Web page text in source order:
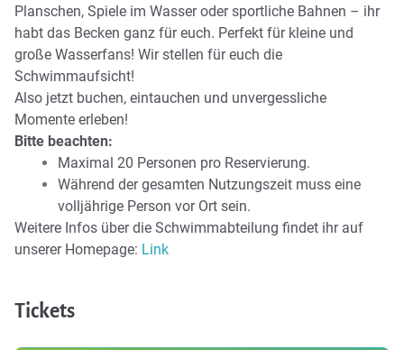
Planschen, Spiele im Wasser oder sportliche Bahnen – ihr
habt das Becken ganz für euch. Perfekt für kleine und
große Wasserfans! Wir stellen für euch die
Schwimmaufsicht!
Also jetzt buchen, eintauchen und unvergessliche
Momente erleben!
Bitte beachten:
Maximal 20 Personen pro Reservierung.
Während der gesamten Nutzungszeit muss eine
volljährige Person vor Ort sein.
Weitere Infos über die Schwimmabteilung findet ihr auf
unserer Homepage: Link
Tickets